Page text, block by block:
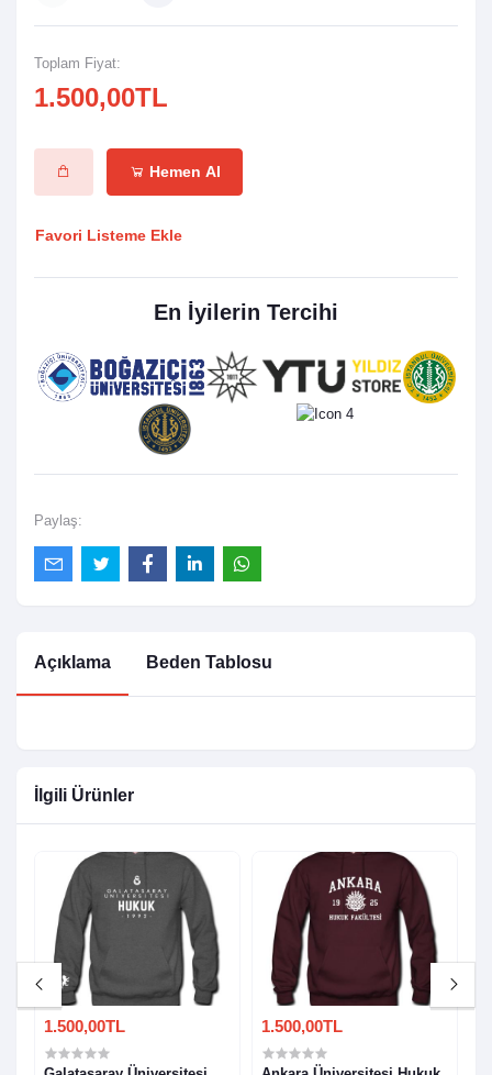
Toplam Fiyat:
1.500,00TL
Hemen Al
Favori Listeme Ekle
En İyilerin Tercihi
Paylaş:
Açıklama Beden Tablosu
İlgili Ürünler
1.500,00TL 1.500,00TL